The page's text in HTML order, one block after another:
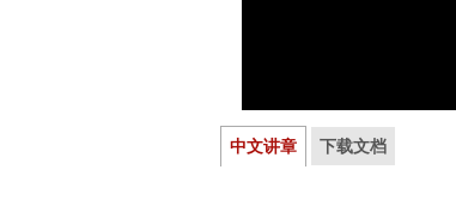
中文讲章 下载文档